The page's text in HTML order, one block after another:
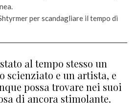
per scandagliare il tempo di
al tempo stesso un
scienziato e un artista, e
possa trovare nei suoi
di ancora stimolante.